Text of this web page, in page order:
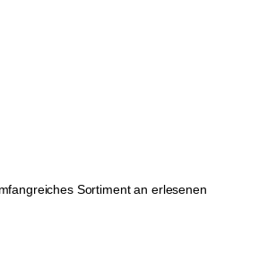
Sortiment an erlesenen